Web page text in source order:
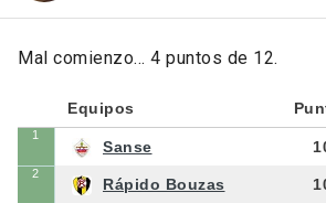
Mal comienzo... 4 puntos de 12.
Equipos
1
Sanse
2
Rápido Bouzas